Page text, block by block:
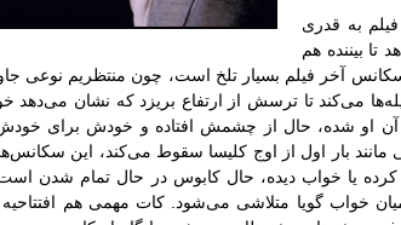
به قدری
بیننده هم
آخر فیلم بسیار تلخ است، چون منتظریم نوعی
از پله‌ها می‌کند تا ترسش از ارتفاع بریزد که نشان
آن او شده، حال از چشمش افتاده و خودش برای
بار اول از اوج کلیسا سقوط می‌کند، این
یا خواب دیده، حال کابوس در حال تمام شدن
خواب گویا متلاشی می‌شود. کات مهمی هم افتتاحیه